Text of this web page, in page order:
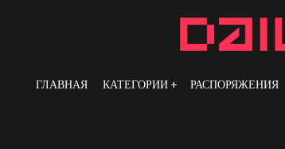
ГЛАВНАЯ КАТЕГОРИИ РАСПОРЯЖЕНИЯ